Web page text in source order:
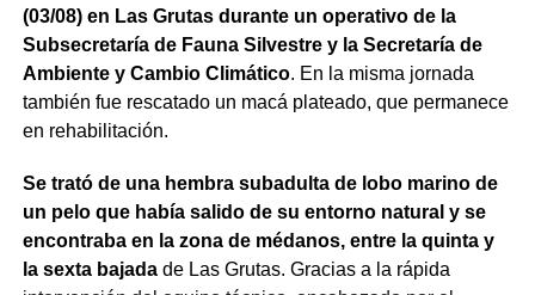
(03/08) en Las Grutas durante un operativo de la
Subsecretaría de Fauna Silvestre y la Secretaría de
Ambiente y Cambio Climático. En la misma jornada
también fue rescatado un macá plateado, que permanece
en rehabilitación.
Se trató de una hembra subadulta de lobo marino de
un pelo que había salido de su entorno natural y se
encontraba en la zona de médanos, entre la quinta y
la sexta bajadade Las Grutas. Gracias a la rápida